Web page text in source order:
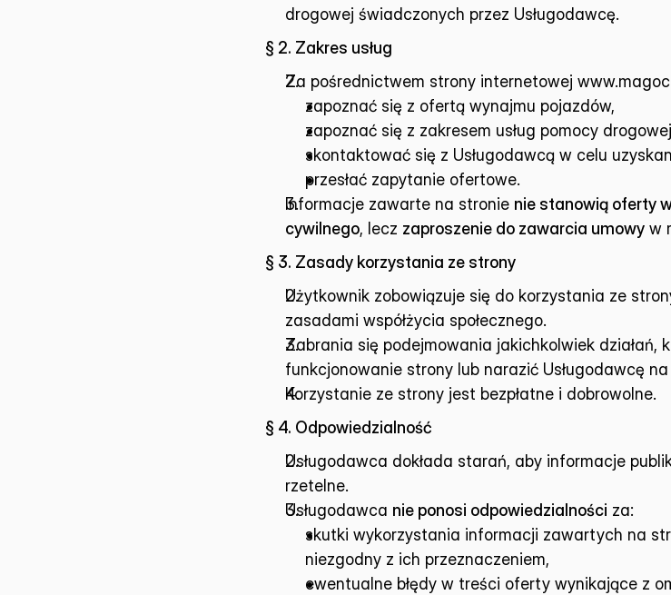
drogowej świadczonych przez Usługodawcę.
§ 2. Zakres usług
Za pośrednictwem strony internetowej
zapoznać się z ofertą wynajmu pojazdów,
zapoznać się z zakresem usług pomocy
skontaktować się z Usługodawcą w celu
przesłać zapytanie ofertowe.
Informacje zawarte na stronie nie stanowią oferty
cywilnego, lecz zaproszenie do zawarcia umowy w
§ 3. Zasady korzystania ze strony
Użytkownik zobowiązuje się do korzystania ze
zasadami współżycia społecznego.
Zabrania się podejmowania jakichkolwiek działań,
funkcjonowanie strony lub narazić Usługodawcę
Korzystanie ze strony jest bezpłatne i dobrowolne.
§ 4. Odpowiedzialność
Usługodawca dokłada starań, aby informacje
rzetelne.
Usługodawca nie ponosi odpowiedzialności za:
skutki wykorzystania informacji zawartych na
niezgodny z ich przeznaczeniem,
ewentualne błędy w treści oferty wynikające z